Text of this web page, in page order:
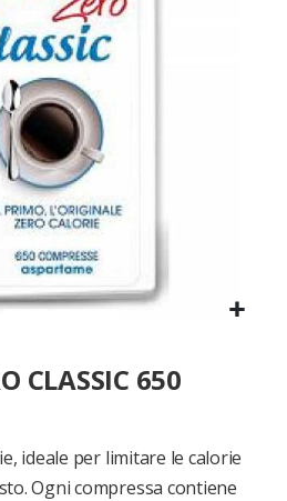
CLASSIC 650
ideale per limitare le calorie
Ogni compressa contiene